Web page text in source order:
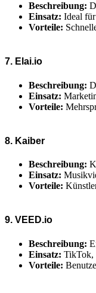
Beschreibung:
Einsatz: Ideal
Vorteile:
7. Elai.io
Beschreibung:
Einsatz:
Vorteile:
8. Kaiber
Beschreibung:
Einsatz:
Vorteile:
9. VEED.io
Beschreibung:
Einsatz: TikTok,
Vorteile: